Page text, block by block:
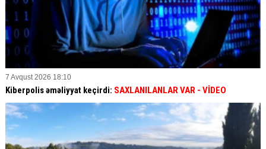
7 Avqust 2026 18:10
Kiberpolis əməliyyat keçirdi: SAXLANILANLAR VAR - VİDEO